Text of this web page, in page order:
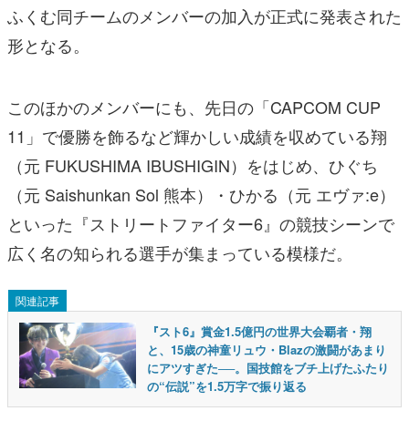
ふくむ同チームのメンバーの加入が正式に発表された
形となる。
このほかのメンバーにも、先日の「CAPCOM CUP
11」で優勝を飾るなど輝かしい成績を収めている翔
（元 FUKUSHIMA IBUSHIGIN）をはじめ、ひぐち
（元 Saishunkan Sol 熊本）・ひかる（元 エヴァ:e）
といった『ストリートファイター6』の競技シーンで
広く名の知られる選手が集まっている模様だ。
関連記事
『スト6』賞金1.5億円の世界大会覇者・翔
と、15歳の神童リュウ・Blazの激闘があまり
にアツすぎた──。国技館をブチ上げたふたり
の“伝説”を1.5万字で振り返る